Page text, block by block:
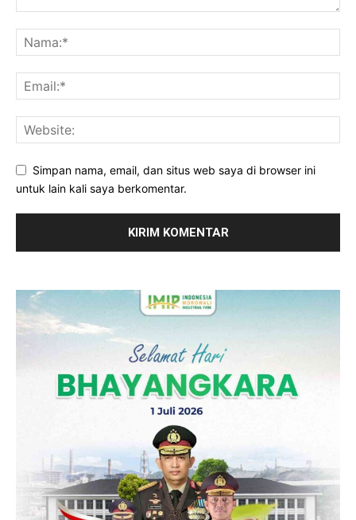
Simpan nama, email, dan situs web saya di browser ini
untuk lain kali saya berkomentar.